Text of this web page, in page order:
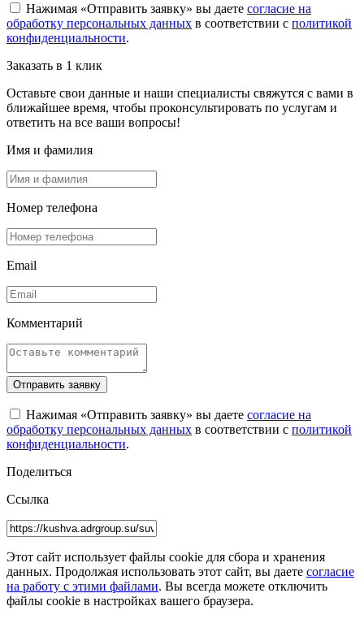
Нажимая «Отправить заявку» вы даете согласие на
обработку персональных данных в соответствии с политикой
конфиденциальности.
Заказать в 1 клик
Оставьте свои данные и наши специалисты свяжутся с вами в
ближайшее время, чтобы проконсультировать по услугам и
ответить на все ваши вопросы!
Имя и фамилия
Номер телефона
Email
Комментарий
Отправить заявку
Нажимая «Отправить заявку» вы даете согласие на
обработку персональных данных в соответствии с политикой
конфиденциальности.
Поделиться
Ссылка
Этот сайт использует файлы cookie для сбора и хранения
данных. Продолжая использовать этот сайт, вы даете согласие
на работу с этими файлами. Вы всегда можете отключить
файлы cookie в настройках вашего браузера.